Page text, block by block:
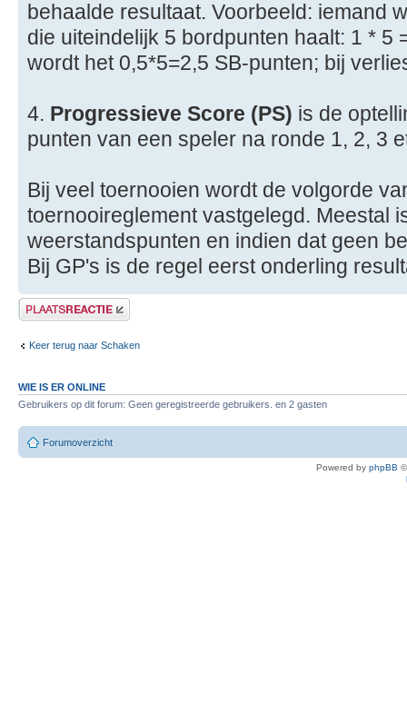
behaalde resultaat. Voorbeeld: iemand
die uiteindelijk 5 bordpunten haalt: 1 * 5
wordt het 0,5*5=2,5 SB-punten; bij
4. Progressieve Score (PS) is de
punten van een speler na ronde 1, 2, 3
Bij veel toernooien wordt de volgorde
toernooireglement vastgelegd. Meestal
weerstandspunten en indien dat geen
Bij GP's is de regel eerst onderling
Plaats een reactie
Keer terug naar Schaken
WIE IS ER ONLINE
Gebruikers op dit forum: Geen geregistreerde gebruikers. en 2 gasten
Forumoverzicht
Powered by phpBB